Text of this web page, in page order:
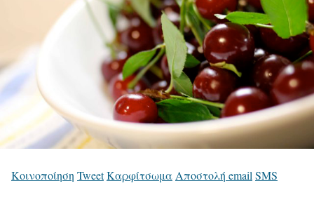
Κοινοποίηση TweetΚαρφίτσωμα Αποστολή email SMS